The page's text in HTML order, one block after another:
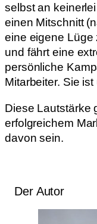
selbst an
einen Mitschnitt
eine eigene Lüge
und fährt eine
persönliche
Mitarbeiter. Sie
Diese Lautstärke
erfolgreichem
davon sein.
Der Autor